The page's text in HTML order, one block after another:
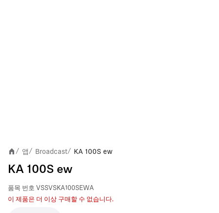
/ 앱 / Broadcast/ KA 100S ew
KA 100S ew
품목 번호 VSSVSKA100SEWA
이 제품은 더 이상 구매할 수 없습니다.